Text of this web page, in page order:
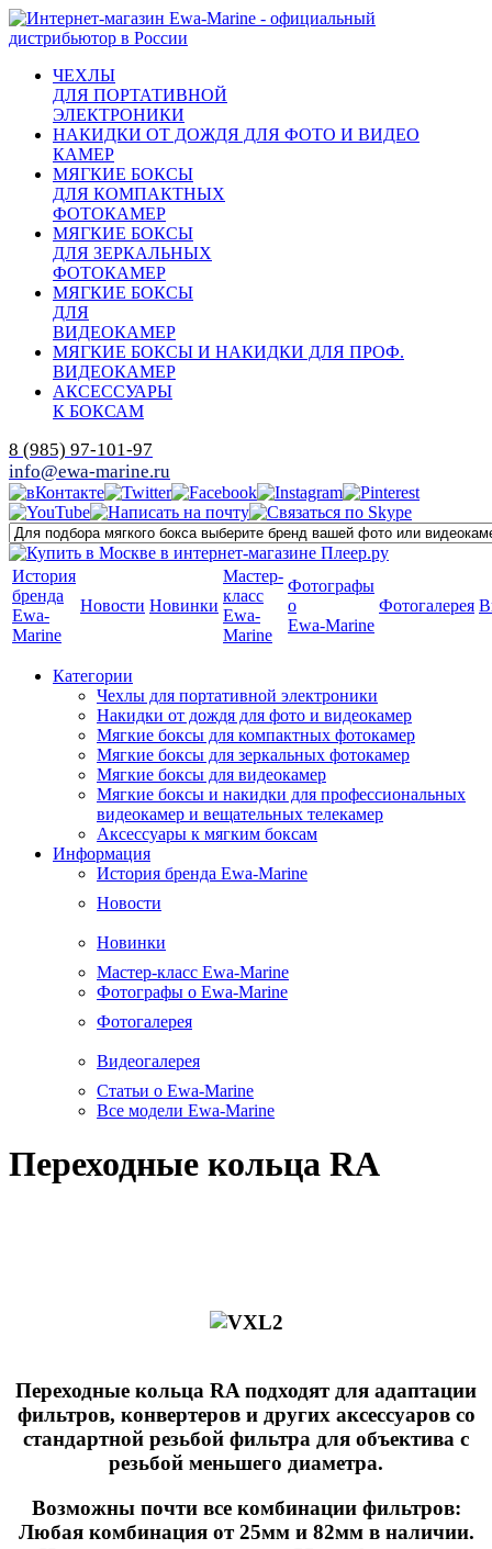
ЧЕХЛЫ
ДЛЯ ПОРТАТИВНОЙ
ЭЛЕКТРОНИКИ
НАКИДКИ ОТ ДОЖДЯ ДЛЯ ФОТО И ВИДЕО
КАМЕР
МЯГКИЕ БОКСЫ
ДЛЯ КОМПАКТНЫХ
ФОТОКАМЕР
МЯГКИЕ БОКСЫ
ДЛЯ ЗЕРКАЛЬНЫХ
ФОТОКАМЕР
МЯГКИЕ БОКСЫ
ДЛЯ
ВИДЕОКАМЕР
МЯГКИЕ БОКСЫ И НАКИДКИ ДЛЯ ПРОФ.
ВИДЕОКАМЕР
АКСЕССУАРЫ
К БОКСАМ
8 (985) 97-101-97
info@ewa-marine.ru
История
бренда
Ewa-
Marine
Новости Новинки
Мастер-
класс
Ewa-
Marine
Фотографы
о
Ewa-Marine
Фотогалерея
Категории
Чехлы для портативной электроники
Накидки от дождя для фото и видеокамер
Мягкие боксы для компактных фотокамер
Мягкие боксы для зеркальных фотокамер
Мягкие боксы для видеокамер
Мягкие боксы и накидки для профессиональных
видеокамер и вещательных телекамер
Аксессуары к мягким боксам
Информация
История бренда Ewa-Marine
Новости
Новинки
Мастер-класс Ewa-Marine
Фотографы о Ewa-Marine
Фотогалерея
Видеогалерея
Статьи о Ewa-Marine
Все модели Ewa-Marine
Переходные кольца RA
Переходные кольца RA подходят для адаптации
фильтров, конвертеров и других аксессуаров со
стандартной резьбой фильтра для объектива с
резьбой меньшего диаметра.
Возможны почти все комбинации фильтров:
Любая комбинация от 25мм и 82мм в наличии.